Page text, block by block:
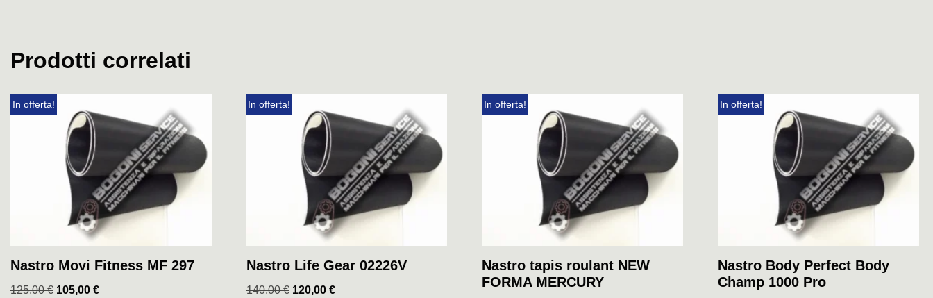
Prodotti correlati
In offerta!
Nastro Movi Fitness MF 297
125,00€ 105,00 €
In offerta!
Nastro Life Gear 02226V
140,00€ 120,00 €
In offerta!
Nastro tapis roulant NEW
FORMA MERCURY
In offerta!
Nastro Body Perfect Body
Champ 1000 Pro